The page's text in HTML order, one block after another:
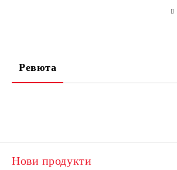
Ревюта
Нови продукти